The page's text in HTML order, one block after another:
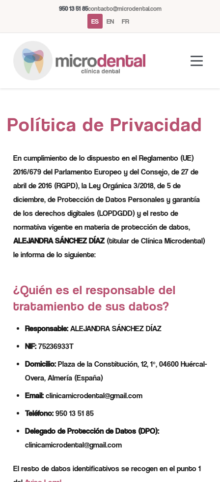
950 13 51 85contacto@microdental.com
ES EN FR
Política de Privacidad
En cumplimiento de lo dispuesto en el Reglamento (UE)
2016/679 del Parlamento Europeo y del Consejo, de 27 de
abril de 2016 (RGPD), la Ley Orgánica 3/2018, de 5 de
diciembre, de Protección de Datos Personales y garantía
de los derechos digitales (LOPDGDD) y el resto de
normativa vigente en materia de protección de datos,
ALEJANDRA SÁNCHEZ DÍAZ (titular de Clínica Microdental)
le informa de lo siguiente:
¿Quién es el responsable del
tratamiento de sus datos?
Responsable: ALEJANDRA SÁNCHEZ DÍAZ
NIF: 75236933T
Domicilio: Plaza de la Constitución, 12, 1º, 04600 Huércal-
Overa, Almería (España)
Email: clinicamicrodental@gmail.com
Teléfono: 950 13 51 85
Delegado de Protección de Datos (DPO):
clinicamicrodental@gmail.com
El resto de datos identificativos se recogen en el punto 1
M Normalmente responde al instante
Hoy